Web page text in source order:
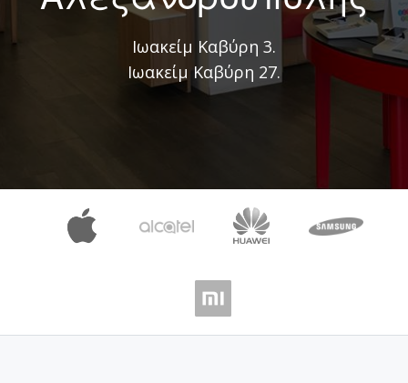
Ιωακείμ Καβύρη 3.
Ιωακείμ Καβύρη 27.